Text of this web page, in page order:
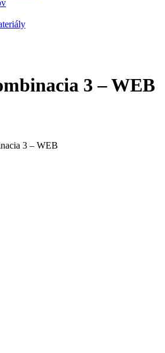
3 – WEB
3 – WEB